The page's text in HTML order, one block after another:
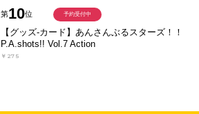
第10位
【グッズ-カード】あんさんぶるスターズ！！
P.A.shots!! Vol.7 Action
￥275
予約受付中